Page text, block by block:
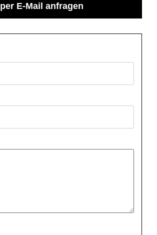
per E-Mail anfragen